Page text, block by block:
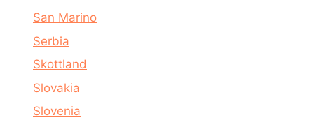
San Marino
Serbia
Skottland
Slovakia
Slovenia